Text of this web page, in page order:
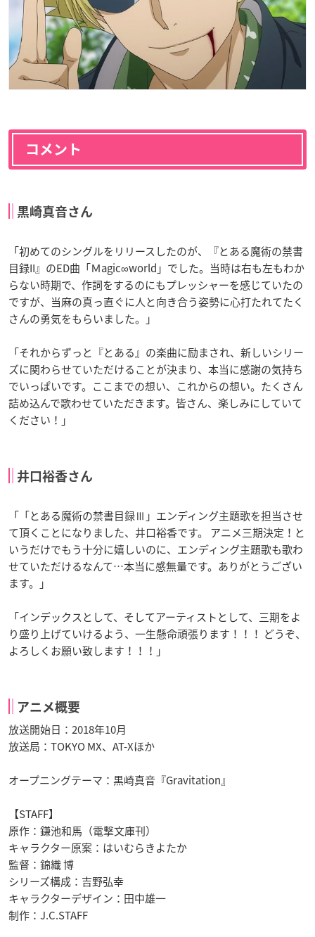
コメント
黒崎真音さん
「初めてのシングルをリリースしたのが、『とある魔術の禁書
目録II』のED曲「Ｍagic∞world」でした。当時は右も左もわか
らない時期で、作詞をするのにもプレッシャーを感じていたの
ですが、当麻の真っ直ぐに人と向き合う姿勢に心打たれてたく
さんの勇気をもらいました。」
「それからずっと『とある』の楽曲に励まされ、新しいシリー
ズに関わらせていただけることが決まり、本当に感謝の気持ち
でいっぱいです。ここまでの想い、これからの想い。たくさん
詰め込んで歌わせていただきます。皆さん、楽しみにしていて
ください！」
井口裕香さん
「「とある魔術の禁書目録Ⅲ」エンディング主題歌を担当させ
て頂くことになりました、井口裕香です。 アニメ三期決定！と
いうだけでもう十分に嬉しいのに、エンディング主題歌も歌わ
せていただけるなんて…本当に感無量です。ありがとうござい
ます。」
「インデックスとして、そしてアーティストとして、三期をよ
り盛り上げていけるよう、一生懸命頑張ります！！！ どうぞ、
よろしくお願い致します！！！」
アニメ概要
放送開始日：2018年10月
放送局：TOKYO MX、AT-Xほか
オープニングテーマ：黒崎真音『Gravitation』
【STAFF】
原作：鎌池和馬（電撃文庫刊）
キャラクター原案：はいむらきよたか
監督：錦織 博
シリーズ構成：吉野弘幸
キャラクターデザイン：田中雄一
制作：J.C.STAFF